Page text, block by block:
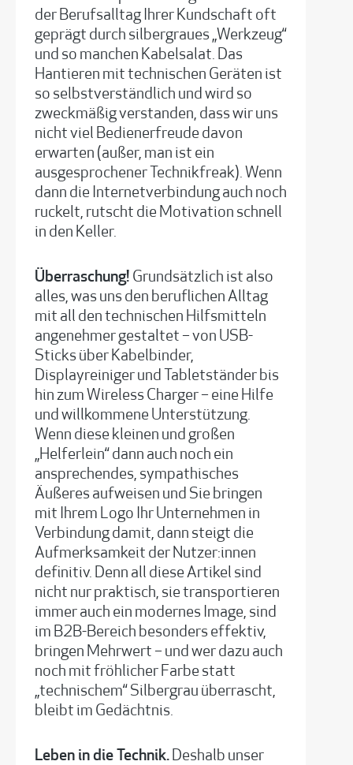
der Berufsalltag Ihrer Kundschaft oft
geprägt durch silbergraues „Werkzeug“
und so manchen Kabelsalat. Das
Hantieren mit technischen Geräten ist
so selbstverständlich und wird so
zweckmäßig verstanden, dass wir uns
nicht viel Bedienerfreude davon
erwarten (außer, man ist ein
ausgesprochener Technikfreak). Wenn
dann die Internetverbindung auch noch
ruckelt, rutscht die Motivation schnell
in den Keller.
Überraschung! Grundsätzlich ist also
alles, was uns den beruflichen Alltag
mit all den technischen Hilfsmitteln
angenehmer gestaltet – von USB-
Sticks über Kabelbinder,
Displayreiniger und Tabletständer bis
hin zum Wireless Charger – eine Hilfe
und willkommene Unterstützung.
Wenn diese kleinen und großen
„Helferlein“ dann auch noch ein
ansprechendes, sympathisches
Äußeres aufweisen und Sie bringen
mit Ihrem Logo Ihr Unternehmen in
Verbindung damit, dann steigt die
Aufmerksamkeit der Nutzer:innen
definitiv. Denn all diese Artikel sind
nicht nur praktisch, sie transportieren
immer auch ein modernes Image, sind
im B2B-Bereich besonders effektiv,
bringen Mehrwert – und wer dazu auch
noch mit fröhlicher Farbe statt
„technischem“ Silbergrau überrascht,
bleibt im Gedächtnis.
Leben in die Technik. Deshalb unser